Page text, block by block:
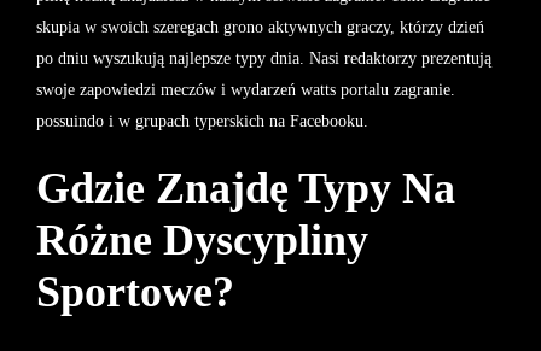
skupia w swoich szeregach grono aktywnych graczy, którzy dzień
po dniu wyszukują najlepsze typy dnia. Nasi redaktorzy prezentują
swoje zapowiedzi meczów i wydarzeń watts portalu zagranie.
possuindo i w grupach typerskich na Facebooku.
Gdzie Znajdę Typy Na
Różne Dyscypliny
Sportowe?